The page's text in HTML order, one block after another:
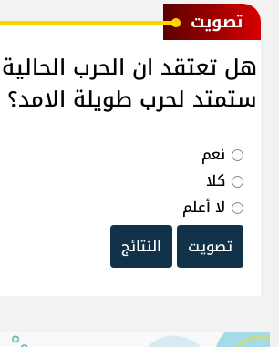
ﺗﺼﻮﻳﺖ
هل تعتقد ان الحرب
ستمتد لحرب طويلة الامد؟
نعم
كلا
لا أعلم
تصويت
النتائج